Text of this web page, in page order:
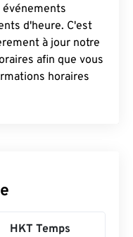
d'heure. C'est
à jour notre
afin que vous
horaires
HKT Temps